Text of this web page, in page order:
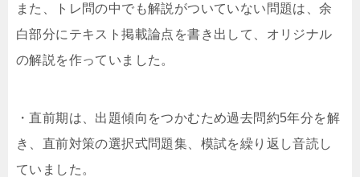
また、トレ問の中でも解説がついていない問題は、余
白部分にテキスト掲載論点を書き出して、オリジナル
の解説を作っていました。
・直前期は、出題傾向をつかむため過去問約5年分を解
き、直前対策の選択式問題集、模試を繰り返し音読し
ていました。